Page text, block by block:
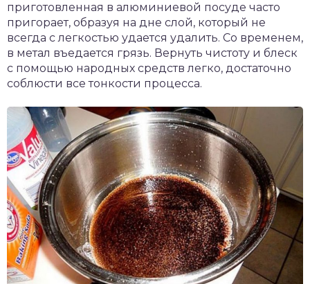
приготовленная в алюминиевой посуде часто
пригорает, образуя на дне слой, который не
всегда с легкостью удается удалить. Со временем,
в метал въедается грязь. Вернуть чистоту и блеск
с помощью народных средств легко, достаточно
соблюсти все тонкости процесса.